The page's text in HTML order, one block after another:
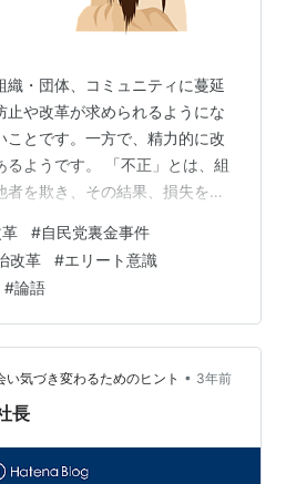
織・団体、コミュニティに蔓延
止や改革が求められるようにな
ことです。一方で、精力的に改
るようです。 「不正」とは、組
を欺き、その結果、損失を被
理由には、個人的利益の追求
を選ぶな」という圧力がある
おける裏金事件が発覚し、また
ます。 「政治とカネ」の問題が
党においてばかり発生するので
、抜本的な改革が断行さ…
#自民党裏金事件
改革 #エリート意識
#論語
気づき変わるためのヒント • 3年前
長